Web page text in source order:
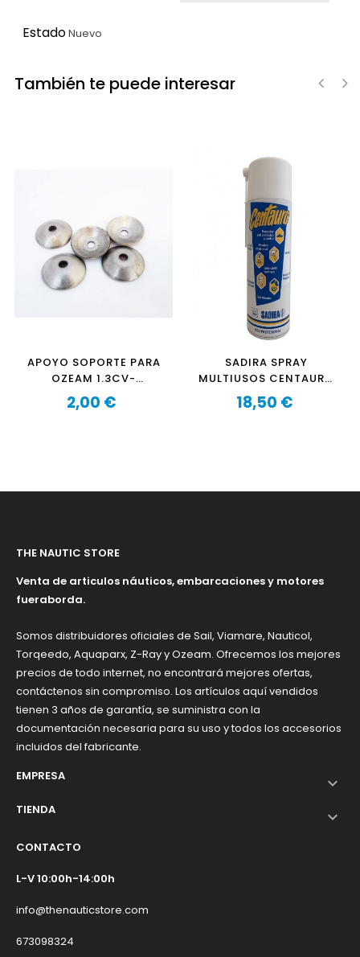
EstadoNuevo
También te puede interesar
APOYO SOPORTE PARA
OZEAM 1.3CV-
1.3CVPRO-2.5CV-
2.5CVPRO-F6-F8 Y
Precio
2,00 €
SADIRA SPRAY
MULTIUSOS CENTAURO
650
Precio
18,50 €
THE NAUTIC STORE
Venta de articulos náuticos, embarcaciones y motores
fueraborda.
Somos distribuidores oficiales de Sail, Viamare, Nauticol,
Torqeedo, Aquaparx, Z-Ray y Ozeam. Ofrecemos los mejores
precios de todo internet, no encontrará mejores ofertas,
contáctenos sin compromiso. Los artículos aquí vendidos
tienen 3 años de garantía, se suministra con la
documentación necesaria para su uso y todos los accesorios
incluidos del fabricante.
EMPRESA

TIENDA 
CONTACTO
L-V 10:00h-14:00h
info@thenauticstore.com
673098324